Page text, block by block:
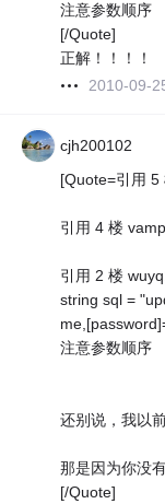
注意参数顺序
[/Quote]
正解！！！！
2010-09-
cjh200102
[Quote=引用 5
引用 4 楼
引用 2 楼
string sql =
注意参数顺序
还别说，我以
那是因为你没
[/Quote]